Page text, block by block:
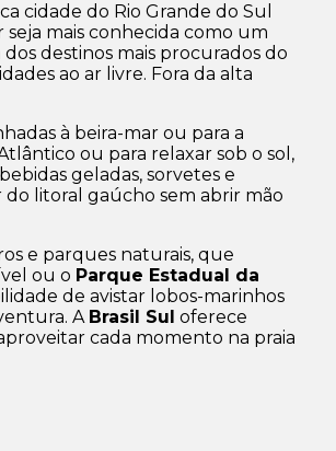
cidade do Rio Grande do Sul
mais conhecida como um
destinos mais procurados do
ao ar livre. Fora da alta
à beira-mar ou para a
ou para relaxar sob o sol,
geladas, sorvetes e
do litoral gaúcho sem abrir mão
e parques naturais, que
ou o Parque Estadual da
de avistar lobos-marinhos
A Brasil Sul oferece
cada momento na praia